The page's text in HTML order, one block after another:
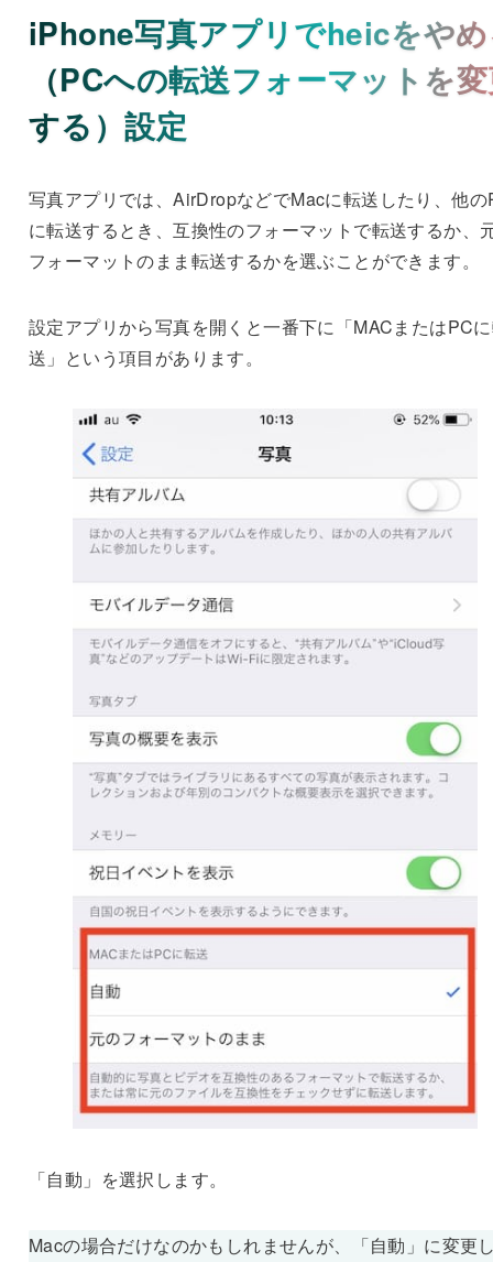
iPhone写真アプリでheicをや
（PCへの転送フォーマットを
する）設定
写真アプリでは、AirDropなどでMacに転送したり、他の
に転送するとき、互換性のフォーマットで転送するか、
フォーマットのまま転送するかを選ぶことができます。
設定アプリから写真を開くと一番下に「MACまたはPC
送」という項目があります。
「自動」を選択します。
Macの場合だけなのかもしれませんが、「自動」に変更